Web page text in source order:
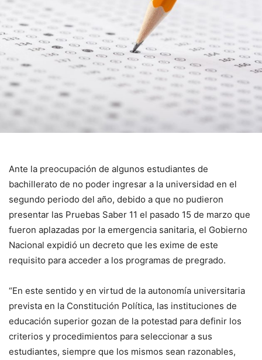
Ante la preocupación de algunos estudiantes de
bachillerato de no poder ingresar a la universidad en el
segundo periodo del año, debido a que no pudieron
presentar las Pruebas Saber 11 el pasado 15 de marzo que
fueron aplazadas por la emergencia sanitaria, el Gobierno
Nacional expidió un decreto que les exime de este
requisito para acceder a los programas de pregrado.
“En este sentido y en virtud de la autonomía universitaria
prevista en la Constitución Política, las instituciones de
educación superior gozan de la potestad para definir los
criterios y procedimientos para seleccionar a sus
estudiantes, siempre que los mismos sean razonables,